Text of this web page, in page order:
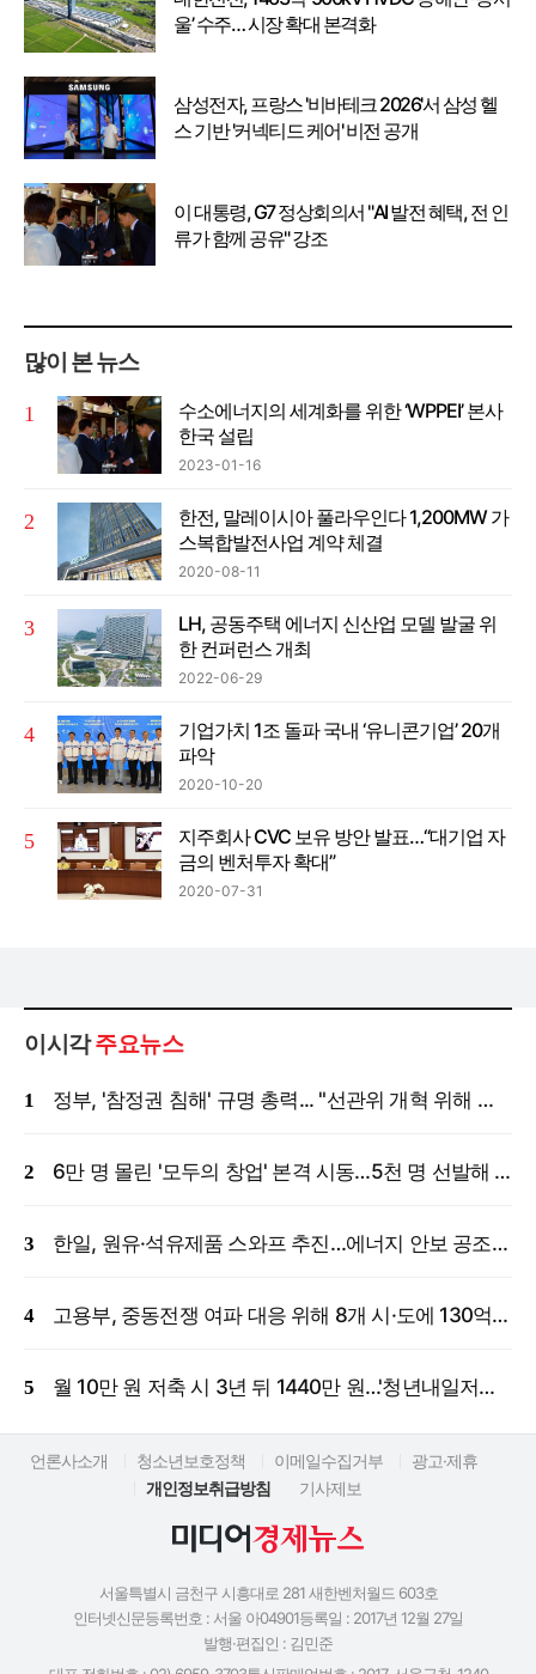
울’ 수주… 시장 확대 본격화
삼성전자, 프랑스 '비바테크 2026'서 삼성 헬
스 기반 '커넥티드 케어' 비전 공개
이 대통령, G7 정상회의서 "AI 발전 혜택, 전 인
류가 함께 공유" 강조
많이 본 뉴스
수소에너지의 세계화를 위한 ‘WPPEI’ 본사
한국 설립
2023-01-16
한전, 말레이시아 풀라우인다 1,200MW 가
스복합발전사업 계약 체결
2020-08-11
LH, 공동주택 에너지 신산업 모델 발굴 위
한 컨퍼런스 개최
2022-06-29
기업가치 1조 돌파 국내 ‘유니콘기업’ 20개
파악
2020-10-20
지주회사 CVC 보유 방안 발표…“대기업 자
금의 벤처투자 확대”
2020-07-31
이시각주요뉴스
정부, '참정권 침해' 규명 총력... "선관위 개혁 위해 국정조사 등 모든 조치"
6만 명 몰린 '모두의 창업' 본격 시동…5천 명 선발해 밀착 지원
한일, 원유·석유제품 스와프 추진…에너지 안보 공조 강화
고용부, 중동전쟁 여파 대응 위해 8개 시·도에 130억 원 긴급 투입
월 10만 원 저축 시 3년 뒤 1440만 원…'청년내일저축계좌' 신규 모집
언론사소개 청소년보호정책 이메일수집거부
광고·제휴
개인정보취급방침
기사제보
서울특별시 금천구 시흥대로 281 새한벤처월드 603호
인터넷신문등록번호 : 서울 아04901등록일 : 2017년 12월 27일
발행·편집인 : 김민준